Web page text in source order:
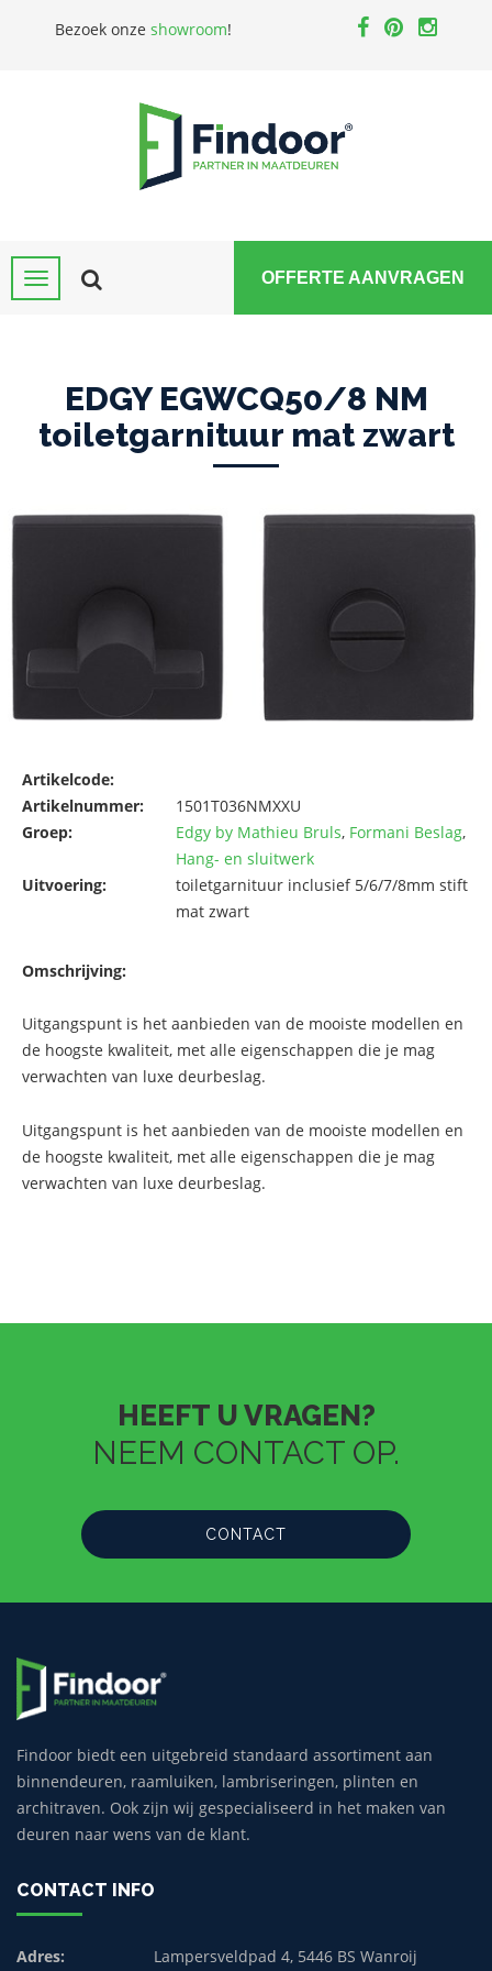
Bezoek onze showroom!
OFFERTE AANVRAGEN
EDGY EGWCQ50/8 NM
toiletgarnituur mat zwart
Artikelcode:
Artikelnummer:
1501T036NMXXU
Groep:
Edgy by Mathieu Bruls, Formani Beslag,
Hang- en sluitwerk
Uitvoering:
toiletgarnituur inclusief 5/6/7/8mm stift
mat zwart
Omschrijving:
Uitgangspunt is het aanbieden van de mooiste modellen en
de hoogste kwaliteit, met alle eigenschappen die je mag
verwachten van luxe deurbeslag.
Uitgangspunt is het aanbieden van de mooiste modellen en
de hoogste kwaliteit, met alle eigenschappen die je mag
verwachten van luxe deurbeslag.
HEEFT U VRAGEN?
NEEM CONTACT OP.
CONTACT
Findoor biedt een uitgebreid standaard assortiment aan
binnendeuren, raamluiken, lambriseringen, plinten en
architraven. Ook zijn wij gespecialiseerd in het maken van
deuren naar wens van de klant.
CONTACT INFO
Adres: Lampersveldpad 4, 5446 BS Wanroij